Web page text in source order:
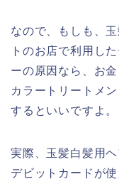
なので、もしも、
トのお店で利用し
ーの原因なら、お
カラートリートメ
するといいですよ。
実際、玉髪白髪用
デビットカードが